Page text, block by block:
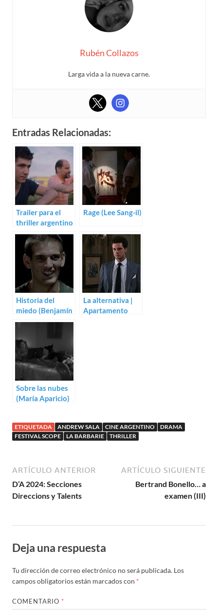
Rubén Collazos
Larga vida a la nueva carne.
Entradas Relacionadas:
Trailer para el
thriller argentino
La barbarie
Rage (Lee Sang-il)
Historia del
miedo (Benjamín
Naishtat)
La alternativa |
Apartamento
Sobre las nubes
(María Aparicio)
ETIQUETADA ANDREW SALA CINE ARGENTINO
DRAMA
FESTIVAL SCOPE
LA BARBARIE THRILLER
ARTÍCULO ANTERIOR
D’A 2024: Secciones
Direccions y Talents
ARTÍCULO SIGUIENTE
Bertrand Bonello… a
examen (III)
Deja una respuesta
Tu dirección de correo electrónico no será publicada. Los
campos obligatorios están marcados con *
COMENTARIO *